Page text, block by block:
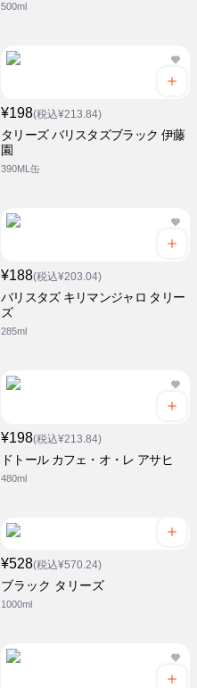
500ml
¥198(税込¥213.84)
タリーズ バリスタズブラック 伊藤
園
390ML缶
¥188(税込¥203.04)
バリスタズ キリマンジャロ タリー
ズ
285ml
¥198(税込¥213.84)
ドトール カフェ・オ・レ アサヒ
480ml
¥528(税込¥570.24)
ブラック タリーズ
1000ml